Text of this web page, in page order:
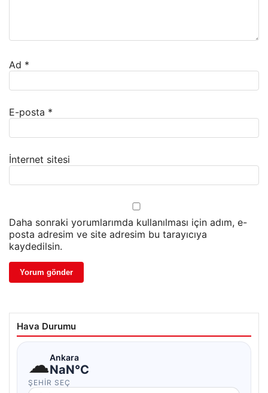
Ad *
E-posta *
İnternet sitesi
Daha sonraki yorumlarımda kullanılması için adım, e-
posta adresim ve site adresim bu tarayıcıya
kaydedilsin.
Hava Durumu
☁Ankara
NaN°C
ŞEHIR SEÇ